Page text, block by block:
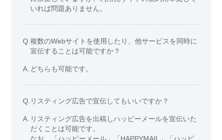
いれば問題ありません。
Q.複数のWebサイトを使用したり、他サービスを同時に
宣伝することは可能ですか？
A. どちらも可能です。
Q. リスティング広告で宣伝してもいいですか？
A. リスティング広告を出稿しハッピーメールを宣伝いた
だくことは可能です。